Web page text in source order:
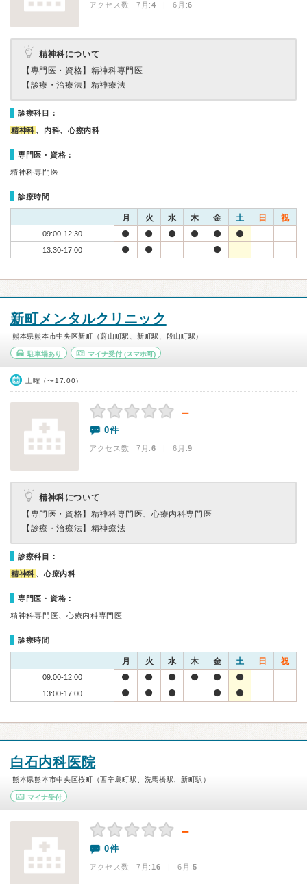
アクセス数 7月:4 | 6月:6
精神科について
【専門医・資格】 精神科専門医
【診療・治療法】 精神療法
診療科目：
精神科 、内科、心療内科
専門医・資格：
精神科専門医
診療時間
月 火 水 木 金 土 日 祝
09:00-12:30
13:30-17:00
新町メンタルクリニック
熊本県熊本市中央区新町（蔚山町駅、新町駅、段山町駅）
駐車場あり マイナ受付(スマホ可)
土曜（〜17:00）
－
0件
アクセス数 7月:6 | 6月:9
精神科について
【専門医・資格】 精神科専門医、心療内科専門医
【診療・治療法】 精神療法
診療科目：
精神科 、心療内科
専門医・資格：
精神科専門医、心療内科専門医
診療時間
月 火 水 木 金 土 日 祝
09:00-12:00
13:00-17:00
白石内科医院
熊本県熊本市中央区桜町（西辛島町駅、洗馬橋駅、新町駅）
マイナ受付
－
0件
アクセス数 7月:16 | 6月:5